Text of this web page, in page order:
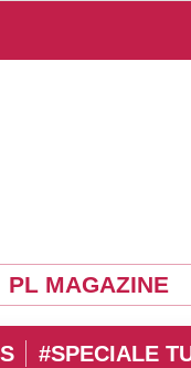
PL MAGAZINE
#SPECIALE